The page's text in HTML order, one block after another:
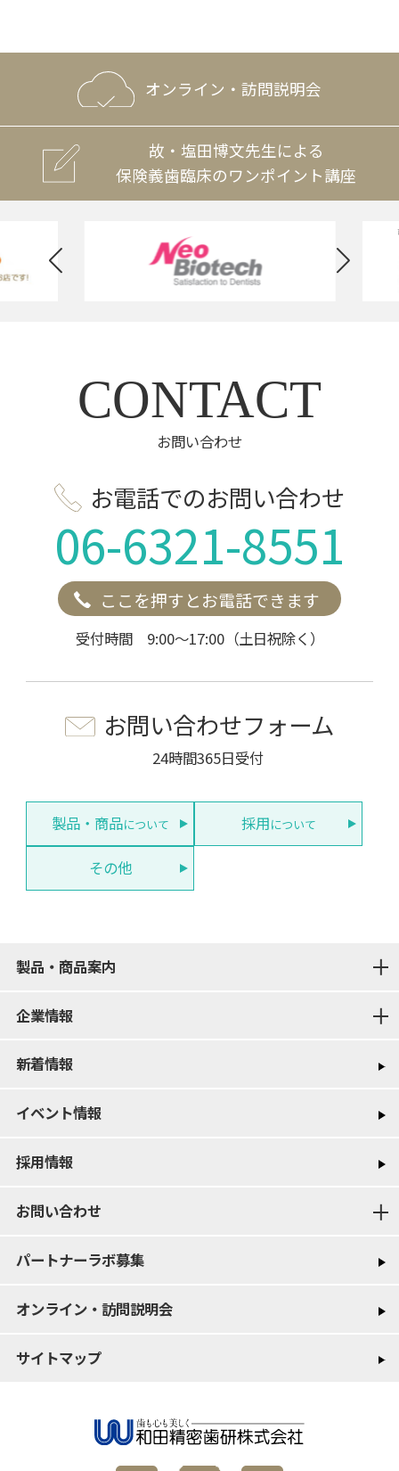
オンライン・訪問説明会
故・塩田博文先生による
保険義歯臨床のワンポイント講座
CONTACT
お問い合わせ
お電話でのお問い合わせ
06-6321-8551
ここを押すとお電話できます
受付時間 9:00～17:00（土日祝除く）
お問い合わせフォーム
24時間365日受付
製品・商品について 採用について
その他
製品・商品案内
企業情報
新着情報
イベント情報
採用情報
お問い合わせ
パートナーラボ募集
オンライン・訪問説明会
サイトマップ